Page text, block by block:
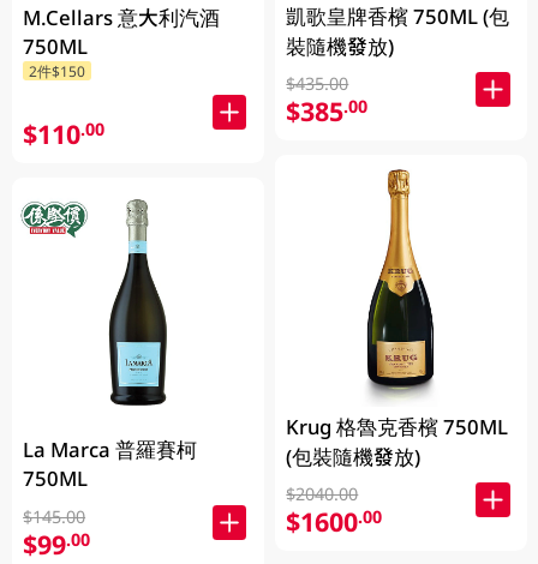
M.Cellars 意大利汽酒
750ML
2件$150
$110.00
La Marca 普羅賽柯
750ML
$145.00
$99.00
凱歌皇牌香檳 750ML (包
裝隨機發放)
$435.00
$385.00
Krug 格魯克香檳 750ML
(包裝隨機發放)
$2040.00
$1600.00